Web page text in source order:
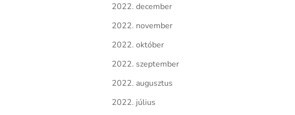
2022. december
2022. november
2022. október
2022. szeptember
2022. augusztus
2022. július